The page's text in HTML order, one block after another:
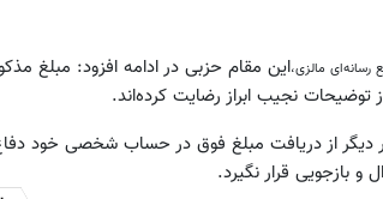
رسانه‌ای مالزی،این مقام حزبی در ادامه افزود: مبلغ
نجیب ابراز رضایت کرده‌اند.
دیگر از دریافت مبلغ فوق در حساب شخصی خود
قرار نگیرد.
با ریزش مو خداحافظی کنی!شامپو
جلبک رو با 45% تخفیف بخر
راهی ساده
جلبک.سفارش با45%تخفیف